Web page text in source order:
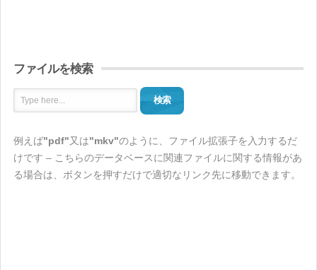
ファイルを検索
検索
例えば"pdf"又は"mkv"のように、ファイル拡張子を入力するだ
けです – こちらのデータベースに関連ファイルに関する情報があ
る場合は、ボタンを押すだけで適切なリンク先に移動できます。